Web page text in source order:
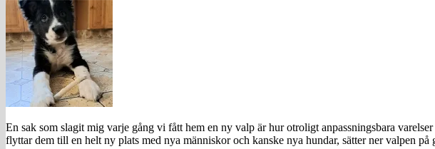
En sak som slagit mig varje gång vi fått hem en ny valp är hur otroligt anpassningsbara
flyttar dem till en helt ny plats med nya människor och kanske nya hundar, sätter ner valpen